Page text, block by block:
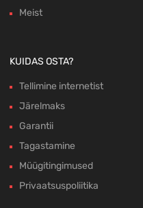
Meist
KUIDAS OSTA?
Tellimine internetist
Järelmaks
Garantii
Tagastamine
Müügitingimused
Privaatsuspoliitika